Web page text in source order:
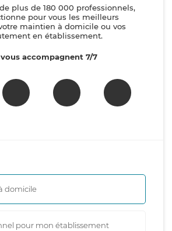
plus de 180 000 professionnels,
pour vous les meilleurs
maintien à domicile ou vos
en établissement.
accompagnent 7/7
domicile
pour mon établissement